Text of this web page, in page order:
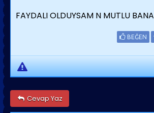
FAYDALI OLDUYSAM N MUTLU BANA
BEĞEN
Cevap Yaz